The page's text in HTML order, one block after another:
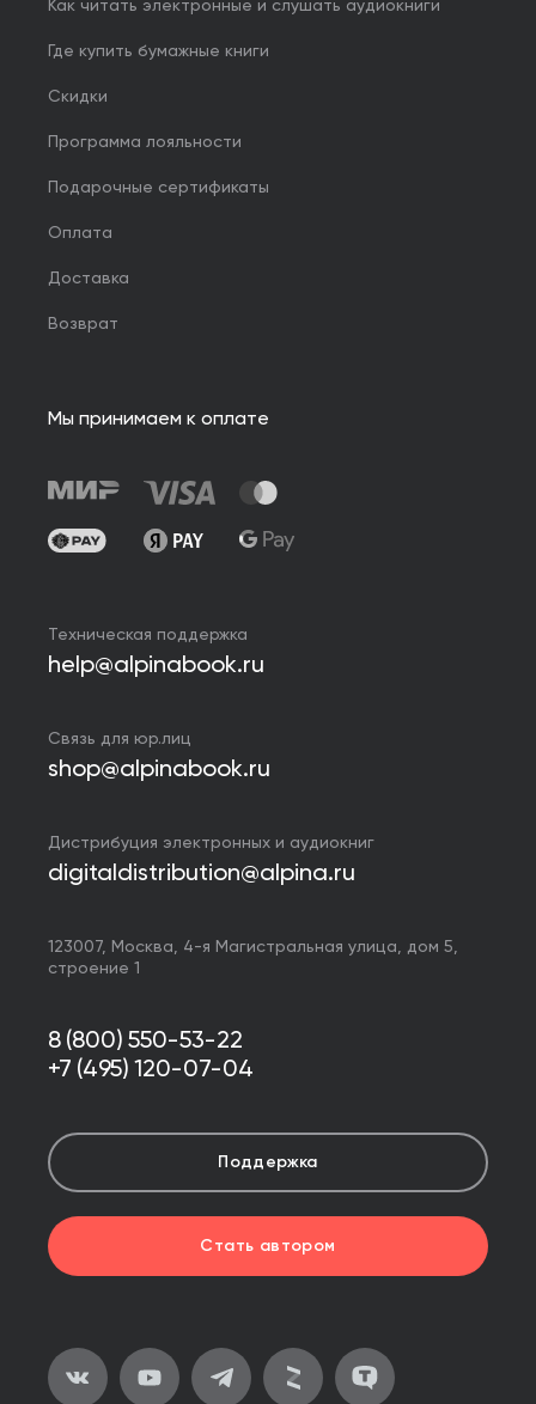
Как читать электронные и слушать аудиокниги
Где купить бумажные книги
Скидки
Программа лояльности
Подарочные сертификаты
Оплата
Доставка
Возврат
Мы принимаем к оплате
Техническая поддержка
help@alpinabook.ru
Связь для юр.лиц
shop@alpinabook.ru
Дистрибуция электронных и аудиокниг
digitaldistribution@alpina.ru
123007, Москва, 4-я Магистральная улица, дом 5,
строение 1
8 (800) 550-53-22
+7 (495) 120-07-04
Поддержка
Стать автором